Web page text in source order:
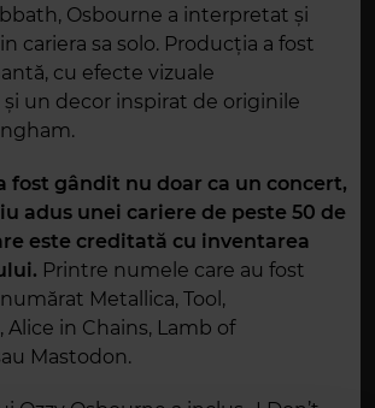
Osbourne a interpretat și
cariera sa solo. Producția a fost
cu efecte vizuale
un decor inspirat de originile
fost gândit nu doar ca un concert,
adus unei cariere de peste 50 de
este creditată cu inventarea
Printre numele care au fost
Metallica, Tool,
Alice in Chains, Lamb of
Mastodon.